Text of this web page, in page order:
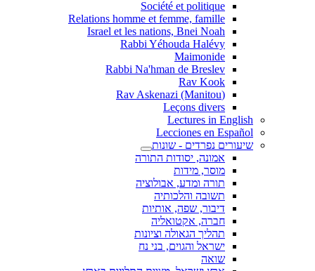
Société et politique
Relations homme et femme, famille
Israel et les nations, Bnei Noah
Rabbi Yéhouda Halévy
Maimonide
Rabbi Na'hman de Breslev
Rav Kook
(Rav Askenazi (Manitou
Leçons divers
Lectures in English
Lecciones en Español
שיעורים נפרדים - שונות
אמונה, יסודות התורה
מוסר, מידות
תורה ומדע, אבולוציה
תשובה והלכותיה
דיבור, שפה, אותיות
חברה, אקטואליה
תהליך הגאולה וציונות
ישראל והגוים, בני נח
שואה